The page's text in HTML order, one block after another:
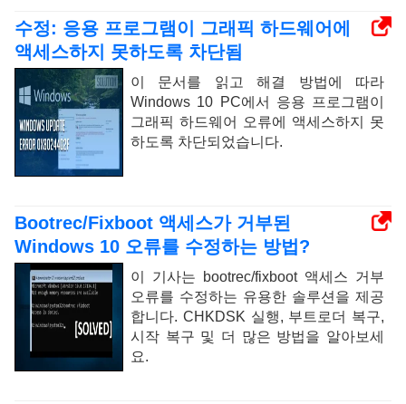
수정: 응용 프로그램이 그래픽 하드웨어에
액세스하지 못하도록 차단됨
이 문서를 읽고 해결 방법에 따라
Windows 10 PC에서 응용 프로그램이
그래픽 하드웨어 오류에 액세스하지 못
하도록 차단되었습니다.
Bootrec/Fixboot 액세스가 거부된
Windows 10 오류를 수정하는 방법?
이 기사는 bootrec/fixboot 액세스 거부
오류를 수정하는 유용한 솔루션을 제공
합니다. CHKDSK 실행, 부트로더 복구,
시작 복구 및 더 많은 방법을 알아보세
요.